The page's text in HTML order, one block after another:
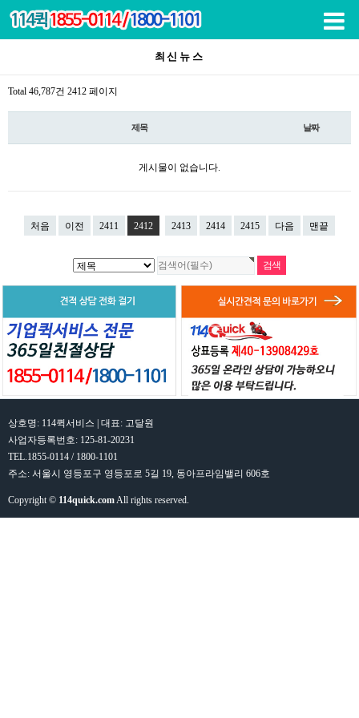
최신뉴스
Total 46,787건 2412 페이지
제목 날짜
게시물이 없습니다.
처음 이전 2411 2412 2413 2414 2415 다음 맨끝
상호명: 114퀵서비스 | 대표: 고달원
사업자등록번호: 125-81-20231
TEL.1855-0114 / 1800-1101
주소: 서울시 영등포구 영등포로 5길 19, 동아프라임밸리 606호
Copyright © 114quick.comAll rights reserved.